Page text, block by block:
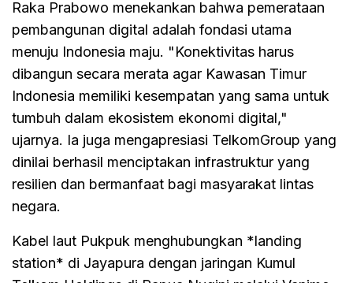
Raka Prabowo menekankan bahwa pemerataan
pembangunan digital adalah fondasi utama
menuju Indonesia maju. "Konektivitas harus
dibangun secara merata agar Kawasan Timur
Indonesia memiliki kesempatan yang sama untuk
tumbuh dalam ekosistem ekonomi digital,"
ujarnya. Ia juga mengapresiasi TelkomGroup yang
dinilai berhasil menciptakan infrastruktur yang
resilien dan bermanfaat bagi masyarakat lintas
negara.
Kabel laut Pukpuk menghubungkan *landing
station* di Jayapura dengan jaringan Kumul